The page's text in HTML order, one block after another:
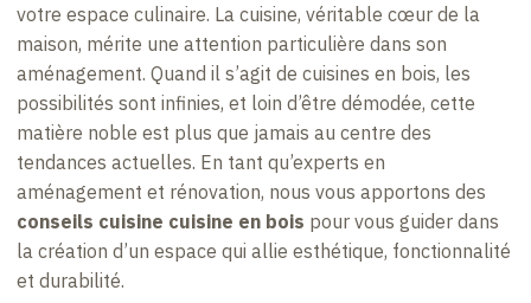
votre espace culinaire. La cuisine, véritable cœur de la
maison, mérite une attention particulière dans son
aménagement. Quand il s’agit de cuisines en bois, les
possibilités sont infinies, et loin d’être démodée, cette
matière noble est plus que jamais au centre des
tendances actuelles. En tant qu’experts en
aménagement et rénovation, nous vous apportons des
conseils cuisine cuisine en bois pour vous guider dans
la création d’un espace qui allie esthétique, fonctionnalité
et durabilité.